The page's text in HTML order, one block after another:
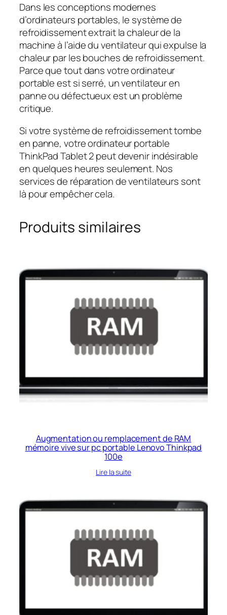
Dans les conceptions modernes
d’ordinateurs portables, le système de
refroidissement extrait la chaleur de la
machine à l’aide du ventilateur qui expulse la
chaleur par les bouches de refroidissement.
Parce que tout dans votre ordinateur
portable est si serré, un ventilateur en
panne ou défectueux est un problème
critique.
Si votre système de refroidissement tombe
en panne, votre ordinateur portable
ThinkPad Tablet 2 peut devenir indésirable
en quelques heures seulement. Nos
services de réparation de ventilateurs sont
là pour empêcher cela.
Produits similaires
Augmentation ou remplacement de RAM
mémoire vive sur pc portable Lenovo Thinkpad
100e
Lire la suite